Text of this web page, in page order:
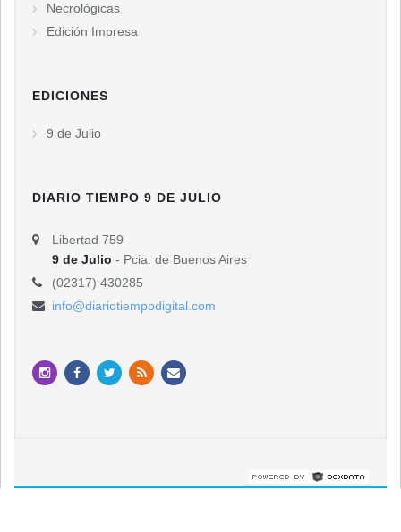
Necrológicas
Edición Impresa
EDICIONES
9 de Julio
DIARIO TIEMPO 9 DE JULIO
Libertad 759
9 de Julio - Pcia. de Buenos Aires
(02317) 430285
info@diariotiempodigital.com